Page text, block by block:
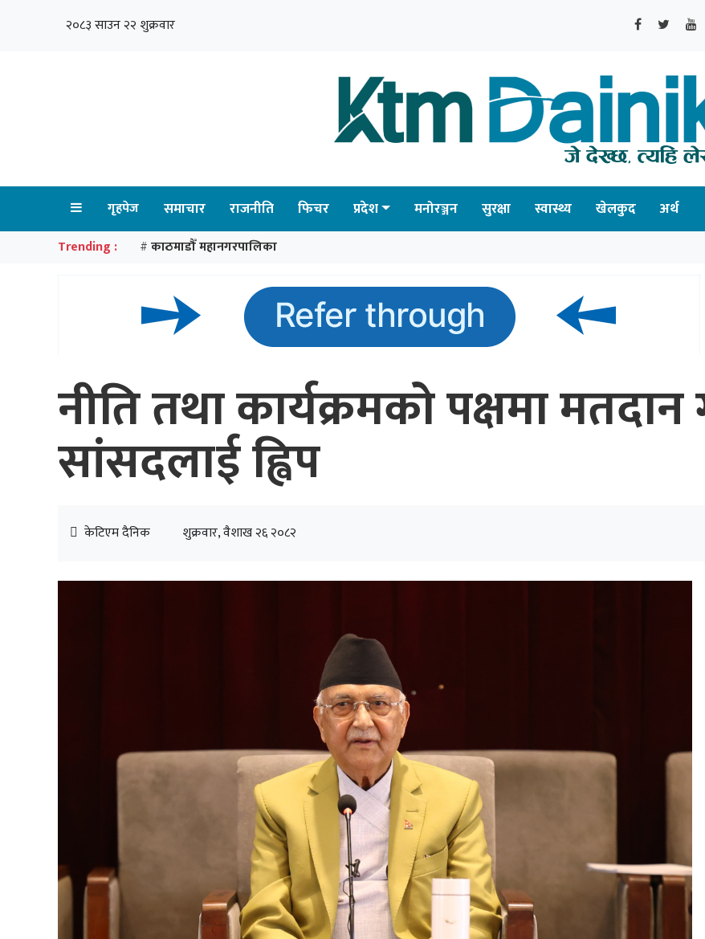
२०८३ साउन २२ शुक्रवार
गृहपेज समाचार राजनीति फिचर प्रदेश मनोरञ्जन सुरक्षा स्वास्थ्य खेलकुद अर्थ
Trending : # काठमाडौँ महानगरपालिका
नीति तथा कार्यक्रमको पक्षमा
सांसदलाई ह्विप
केटिएम दैनिक शुक्रवार, वैशाख २६ २०८२